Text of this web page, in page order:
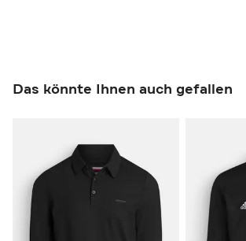
Das könnte Ihnen auch gefallen